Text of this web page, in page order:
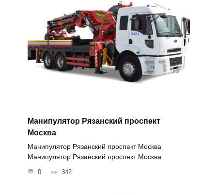
Манипулятор Рязанский проспект
Москва
Манипулятор Рязанский проспект Москва
Манипулятор Рязанский проспект Москва
0 342